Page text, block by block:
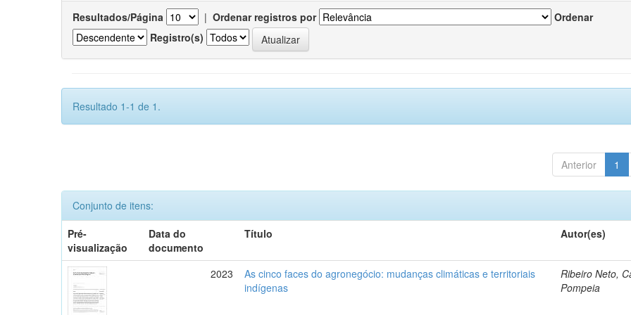
Resultados/Página | Ordenar registros por
Ordenar
Registro(s)
Resultado 1-1 de 1.
Anterior 1
Conjunto de itens:
Pré-
visualização
Data do
documento
Título Autor(es)
2023
As cinco faces do agronegócio: mudanças climáticas e territoriais
indígenas
Ribeiro Neto,
Pompeia